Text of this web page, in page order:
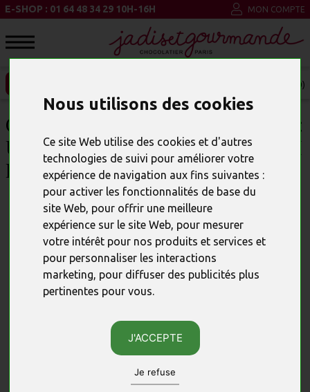
Nous utilisons des cookies
Ce site Web utilise des cookies et d'autres
technologies de suivi pour améliorer votre
expérience de navigation aux fins suivantes :
pour activer les fonctionnalités de base du
site Web pour offrir une meilleure
expérience sur le site Web pour mesurer
votre intérêt pour nos produits et services et
pour personnaliser les interactions
marketing pour diffuser des publicités plus
pertinentes pour vous
J'ACCEPTE
Je refuse
E-SHOP : 01 64 48 34 29 10H-16H MON COMPTE
MON PANIER (0)
CHOCOLAT ET SAINT-VALENTIN :
UNE ALLIANCE GOURMANDE QUI
ÉVEILLE LES SENS